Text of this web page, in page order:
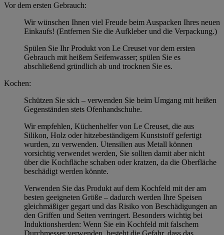
Vor dem ersten Gebrauch:
Wir wünschen Ihnen viel Freude beim Auspacken Ihres neuen
Einkaufs! (Entfernen Sie die Aufkleber und die Verpackung.)
Spülen Sie Ihr Produkt von Le Creuset vor dem ersten
Gebrauch mit heißem Seifenwasser; spülen Sie es
abschließend gründlich ab und trocknen Sie es.
Kochen:
Schützen Sie sich – verwenden Sie beim Umgang mit heißen
Gegenständen stets Ofenhandschuhe.
Wir empfehlen, Küchenhelfer von Le Creuset, die aus
Silikon, Holz oder hitzebeständigem Kunststoff gefertigt
wurden, zu verwenden. Utensilien aus Metall können
vorsichtig verwendet werden, Sie sollten damit aber nicht
über die Kochfläche schaben oder kratzen, da die Oberfläche
beschädigt werden könnte.
Verwenden Sie das Produkt auf dem Kochfeld mit der am
besten geeigneten Größe – dadurch werden Ihre Speisen
gleichmäßiger gegart und das Risiko von Beschädigungen an
den Griffen und Seiten verringert. Besonders wichtig bei
Induktionsherden: Wenn Sie ein Kochfeld mit falschem
Durchmesser verwenden, besteht die Gefahr, dass das